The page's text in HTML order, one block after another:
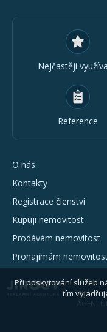
Nejčastěji
Reference
O nás
Kontakty
Registrace členství
Kupuji nemovitost
Prodávám nemovitost
Pronajímám
© 2026
Webové
Při poskytování služeb
tím